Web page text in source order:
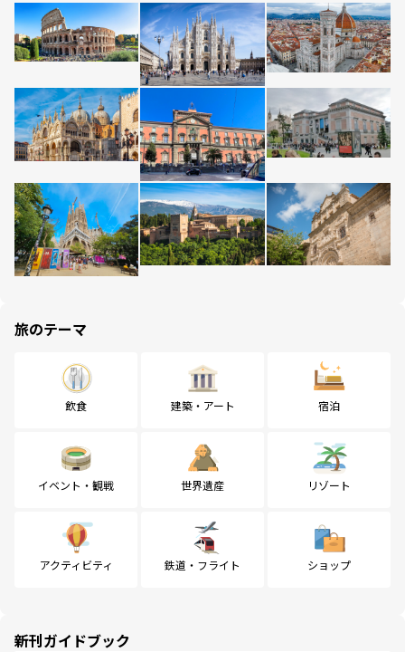
旅のテーマ
飲食 建築・アート 宿泊
イベント・観戦 世界遺産 リゾート
アクティビティ 鉄道・フライト ショップ
新刊ガイドブック